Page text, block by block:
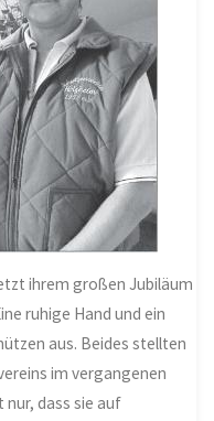
ihrem großen Jubiläum
ruhige Hand und ein
aus. Beides stellten
im vergangenen
nur, dass sie auf